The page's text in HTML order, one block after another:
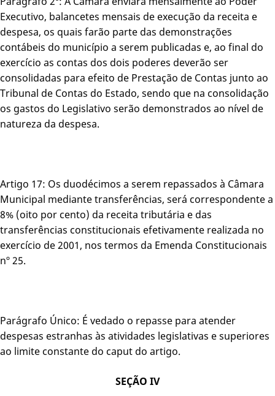
Executivo, balancetes mensais de execução da receita e
despesa, os quais farão parte das demonstrações
contábeis do município a serem publicadas e, ao final do
exercício as contas dos dois poderes deverão ser
consolidadas para efeito de Prestação de Contas junto ao
Tribunal de Contas do Estado, sendo que na consolidação
os gastos do Legislativo serão demonstrados ao nível de
natureza da despesa.
Artigo 17: Os duodécimos a serem repassados à Câmara
Municipal mediante transferências, será correspondente a
8% (oito por cento) da receita tributária e das
transferências constitucionais efetivamente realizada no
exercício de 2001, nos termos da Emenda Constitucionais
nº 25.
Parágrafo Único: É vedado o repasse para atender
despesas estranhas às atividades legislativas e superiores
ao limite constante do caput do artigo.
SEÇÃO IV